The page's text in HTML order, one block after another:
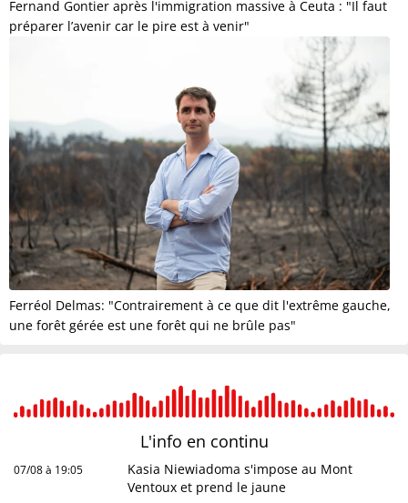
Fernand Gontier après l'immigration massive à Ceuta : "Il faut
préparer l’avenir car le pire est à venir"
Ferréol Delmas: "Contrairement à ce que dit l'extrême gauche,
une forêt gérée est une forêt qui ne brûle pas"
L'info en continu
07/08 à 19:05
Kasia Niewiadoma s'impose au Mont
Ventoux et prend le jaune